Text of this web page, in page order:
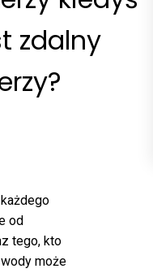
zdalny
od
tego, kto
może